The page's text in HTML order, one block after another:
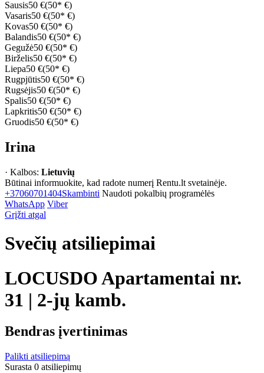
Sausis50 €(50* €)
Vasaris50 €(50* €)
Kovas50 €(50* €)
Balandis50 €(50* €)
Gegužė50 €(50* €)
Birželis50 €(50* €)
Liepa50 €(50* €)
Rugpjūtis50 €(50* €)
Rugsėjis50 €(50* €)
Spalis50 €(50* €)
Lapkritis50 €(50* €)
Gruodis50 €(50* €)
Irina
· Kalbos: Lietuvių
Būtinai informuokite, kad radote numerį Rentu.lt svetainėje.
+37060701404Skambinti Naudoti pokalbių programėlės
WhatsApp Viber
Grįžti atgal
Svečių atsiliepimai
LOCUSDO Apartamentai nr.
31 | 2-jų kamb.
Bendras įvertinimas
Palikti atsiliepimą
Surasta 0 atsiliepimų